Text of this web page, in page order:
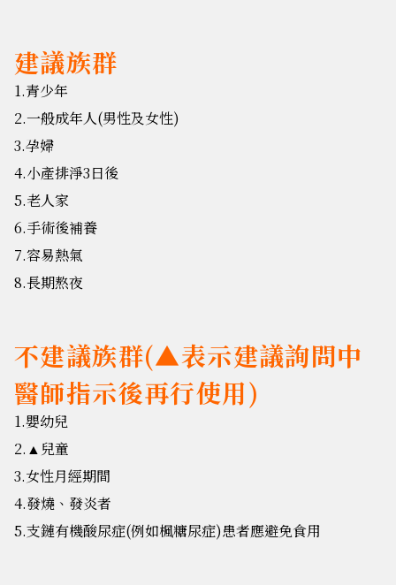
建議族群
1.青少年
2.一般成年人(男性及女性)
3.孕婦
4.小產排淨3日後
5.老人家
6.手術後補養
7.容易熱氣
8.長期熬夜
不建議族群(▲表示建議詢問中
醫師指示後再行使用)
1.嬰幼兒
2. ▲ 兒童
3.女性月經期間
4.發燒、發炎者
5.支鏈有機酸尿症(例如楓糖尿症)患者應避免食用